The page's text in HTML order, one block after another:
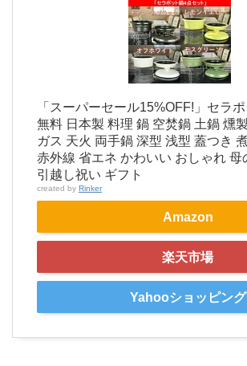
「スーパーセール15%OFF!」セラ
無料 日本製 料理 鍋 空焚鍋 土鍋 燻
ガス 天火 両手鍋 深型 浅型 蓋つき
赤外線 省エネ かわいい おしゃれ 母
引越し祝い ギフト
created by Rinker
Amazon
楽天市場
Yahooショッピング